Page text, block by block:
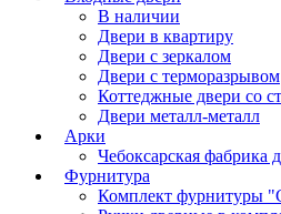
В наличии
Двери в квартиру
Двери с зеркалом
Двери с терморазрывом
Коттеджные двери со
Двери металл-металл
Арки
Чебоксарская фабрика
Фурнитура
Комплект фурнитуры